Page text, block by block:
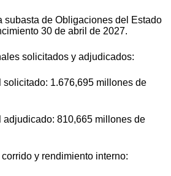
de Obligaciones del Estado
30 de abril de 2027.
solicitados y adjudicados:
1.676,695 millones de
810,665 millones de
y rendimiento interno: